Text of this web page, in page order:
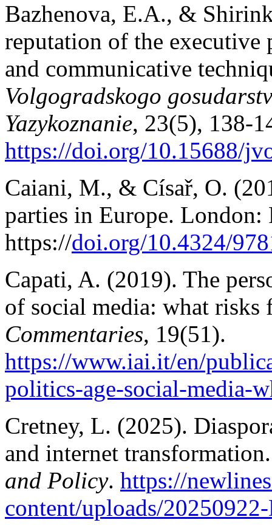
Bazhenova, E.A., &
reputation of the executive
and communicative
Volgogradskogo
Yazykoznanie, 23(5), 138-
https://doi.org/10.15688/
Caiani, M., & Císař, O.
parties in Europe. London:
https://doi.org/10.4324/
Capati, A. (2019). The
of social media: what risks
Commentaries, 19(51).
https://www.iai.it/en/
politics-age-social-media-
Cretney, L. (2025).
and internet
and Policy. https://
content/uploads/